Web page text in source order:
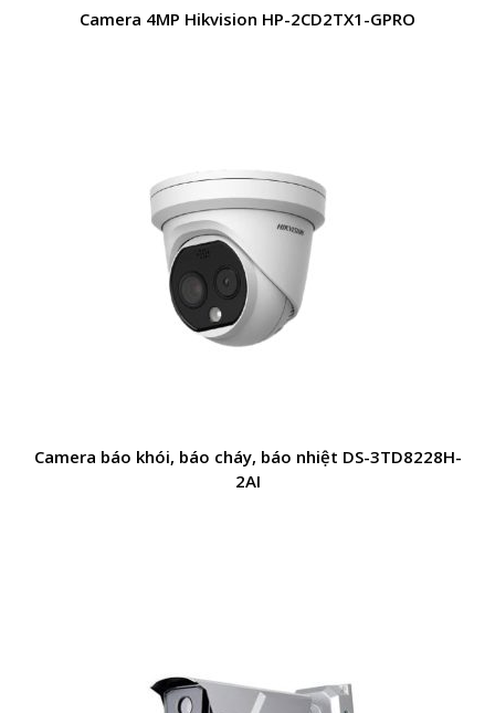
Camera 4MP Hikvision HP-2CD2TX1-GPRO
Camera báo khói, báo cháy, báo nhiệt DS-3TD8228H-
2AI